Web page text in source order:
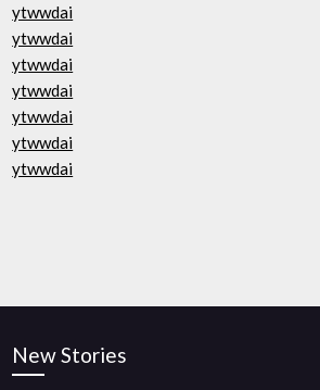
ytwwdai
ytwwdai
ytwwdai
ytwwdai
ytwwdai
ytwwdai
ytwwdai
New Stories